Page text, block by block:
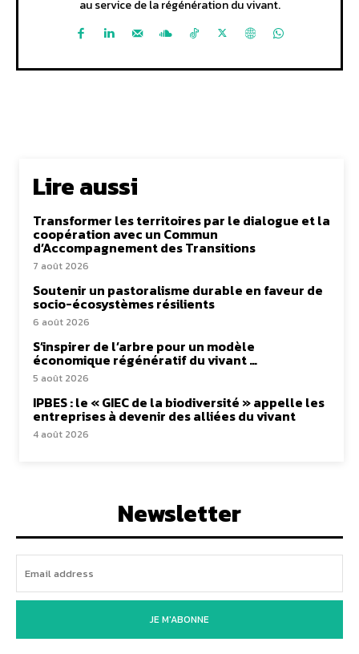
au service de la régénération du vivant.
Lire aussi
Transformer les territoires par le dialogue et la
coopération avec un Commun
d’Accompagnement des Transitions
7 août 2026
Soutenir un pastoralisme durable en faveur de
socio-écosystèmes résilients
6 août 2026
S’inspirer de l’arbre pour un modèle
économique régénératif du vivant …
5 août 2026
IPBES : le « GIEC de la biodiversité » appelle les
entreprises à devenir des alliées du vivant
4 août 2026
Newsletter
JE M'ABONNE